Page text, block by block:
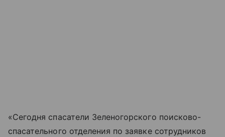
«Сегодня спасатели Зеленогорского поисково-
спасательного отделения по заявке сотрудников